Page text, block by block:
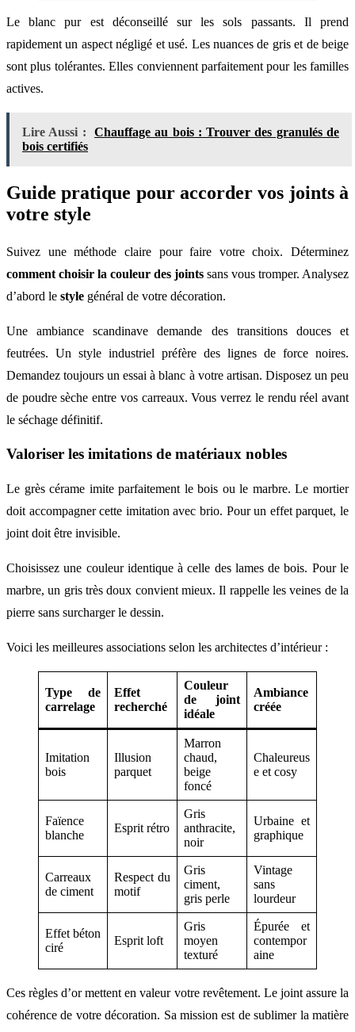
Le blanc pur est déconseillé sur les sols passants. Il prend
rapidement un aspect négligé et usé. Les nuances de gris et de beige
sont plus tolérantes. Elles conviennent parfaitement pour les familles
actives.
Lire Aussi :
Chauffage au bois : Trouver des granulés de
bois certifiés
Guide pratique pour accorder vos joints à
votre style
Suivez une méthode claire pour faire votre choix. Déterminez
comment choisir la couleur des joints sans vous tromper. Analysez
d’abord le style général de votre décoration.
Une ambiance scandinave demande des transitions douces et
feutrées. Un style industriel préfère des lignes de force noires.
Demandez toujours un essai à blanc à votre artisan. Disposez un peu
de poudre sèche entre vos carreaux. Vous verrez le rendu réel avant
le séchage définitif.
Valoriser les imitations de matériaux nobles
Le grès cérame imite parfaitement le bois ou le marbre. Le mortier
doit accompagner cette imitation avec brio. Pour un effet parquet, le
joint doit être invisible.
Choisissez une couleur identique à celle des lames de bois. Pour le
marbre, un gris très doux convient mieux. Il rappelle les veines de la
pierre sans surcharger le dessin.
Voici les meilleures associations selon les architectes d’intérieur :
Type de
carrelage
Effet
recherché
Couleur
de joint
idéale
Ambiance
créée
Imitation
bois
Illusion
parquet
Marron
chaud,
beige
foncé
Chaleureus
e et cosy
Faïence
blanche
Esprit rétro
Gris
anthracite,
noir
Urbaine et
graphique
Carreaux
de ciment
Respect du
motif
Gris
ciment,
gris perle
Vintage
sans
lourdeur
Effet béton
ciré
Esprit loft
Gris
moyen
texturé
Épurée et
contempor
aine
Ces règles d’or mettent en valeur votre revêtement. Le joint assure la
cohérence de votre décoration. Sa mission est de sublimer la matière